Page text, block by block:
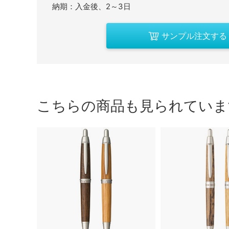
納期：入金後、2～3日
サンプル注文する
こちらの商品も見られてい